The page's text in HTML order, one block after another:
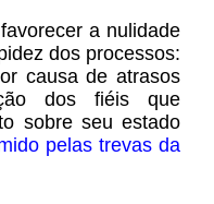
a nulidade
dos processos:
causa de atrasos
dos fiéis que
sobre seu estado
pelas trevas da